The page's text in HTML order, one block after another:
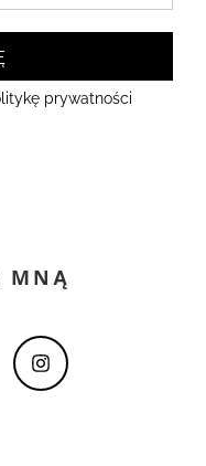
prywatności
MNĄ